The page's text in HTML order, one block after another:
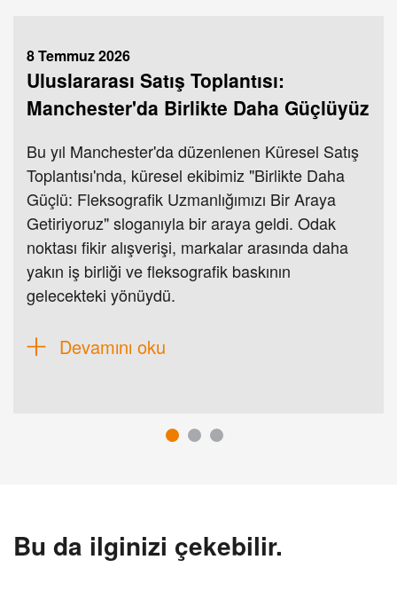
8 Temmuz 2026
Uluslararası Satış Toplantısı:
Manchester'da Birlikte Daha Güçlüyüz
Bu yıl Manchester'da düzenlenen Küresel Satış
Toplantısı'nda, küresel ekibimiz "Birlikte Daha
Güçlü: Fleksografik Uzmanlığımızı Bir Araya
Getiriyoruz" sloganıyla bir araya geldi. Odak
noktası fikir alışverişi, markalar arasında daha
yakın iş birliği ve fleksografik baskının
gelecekteki yönüydü.
Devamını oku
Bu da ilginizi çekebilir.